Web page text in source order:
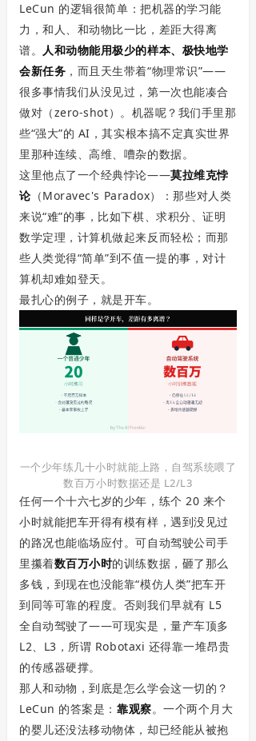
LeCun 的逻辑很简单：把机器的学习能
力，和人、和动物比一比，差距大得离
谱。 人和动物能用极少的样本、极快地学
会新任务 ，而且天生带着“物理常识”——
很多事情我们从没见过，第一次也能凑合
做对（zero-shot）。机器呢？我们手里那
些“强大”的 AI，其实根本搞不定真实世界
里那种连续、高维、嘈杂的数据。
这里他点了一个经典悖论——莫拉维克悖
论 （Moravec's Paradox）：那些对人类
来说“难”的事，比如下棋、求积分、证明
数学定理，计算机做起来反而轻松；而那
些人类觉得“简单”到不值一提的事，对计
算机却难如登天。
最扎心的例子，就是开车。
一个少年练几十小时就能上路，自驾系统喂了
数百万小时数据还是 L2/L3
任何一个十六七岁的少年，练个 20 来个
小时就能把车开得有模有样，遇到没见过
的路况也能临场应付。可自动驾驶公司手
里攥着数百万小时的训练数据，砸了那么
多钱，到现在也没能靠“模仿人类”把车开
到同等可靠的程度。否则我们早就有 L5
全自动驾驶了——可现实是，量产车顶多
L2、L3，所谓 Robotaxi 还得靠一堆昂贵
的传感器硬撑。
那人和动物，到底是怎么学会这一切的？
LeCun 的答案是： 靠观察。一个两个月大
的婴儿还没法移动物体，却已经能从被抱